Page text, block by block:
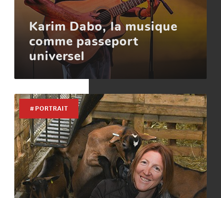
Karim Dabo, la musique
comme passeport
universel
#PORTRAIT